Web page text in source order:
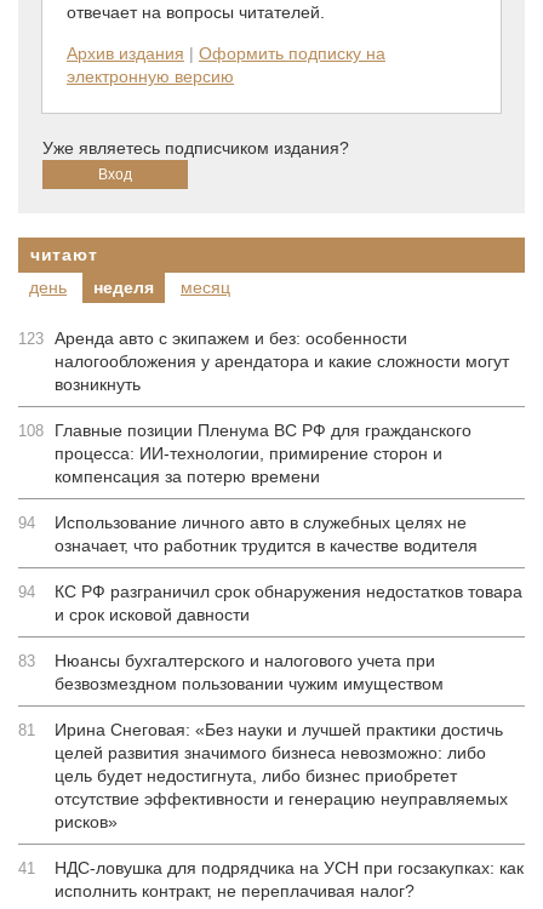
отвечает на вопросы читателей.
Архив издания | Оформить подписку на
электронную версию
Уже являетесь подписчиком издания?
читают
день
неделя месяц
123 Аренда авто с экипажем и без: особенности
налогообложения у арендатора и какие сложности могут
возникнуть
108
Главные позиции Пленума ВС РФ для гражданского
процесса: ИИ-технологии, примирение сторон и
компенсация за потерю времени
94
Использование личного авто в служебных целях не
означает, что работник трудится в качестве водителя
94
КС РФ разграничил срок обнаружения недостатков товара
и срок исковой давности
83
Нюансы бухгалтерского и налогового учета при
безвозмездном пользовании чужим имуществом
81
Ирина Снеговая: «Без науки и лучшей практики достичь
целей развития значимого бизнеса невозможно: либо
цель будет недостигнута, либо бизнес приобретет
отсутствие эффективности и генерацию неуправляемых
рисков»
41
НДС-ловушка для подрядчика на УСН при госзакупках: как
исполнить контракт, не переплачивая налог?